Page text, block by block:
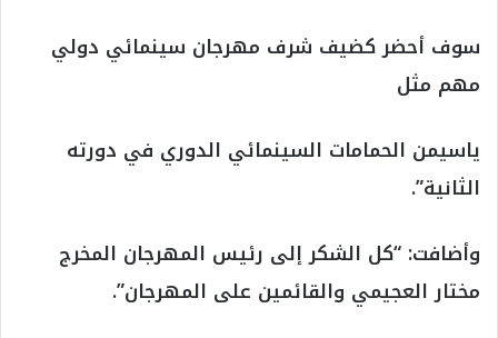
سوف أحضر كضيف شرف مهرجان سينمائي دولي
مهم مثل
ياسيمن الحمامات السينمائي الدوري في دورته
الثانية”.
وأضافت: “كل الشكر إلى رئيس المهرجان المخرج
مختار العجيمي والقائمين على المهرجان”.